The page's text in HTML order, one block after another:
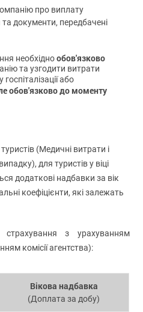
про виплату
документи, передбачені
необхіднообов'язково
та узгодити витрати
або
обов'язково до моменту
(Медичні витрати і
для туристів у віці
додаткові надбавки за вік
коефіцієнти, які залежать
з урахуванням
комісії агентства):
Вікова надбавка
(Доплата за добу)